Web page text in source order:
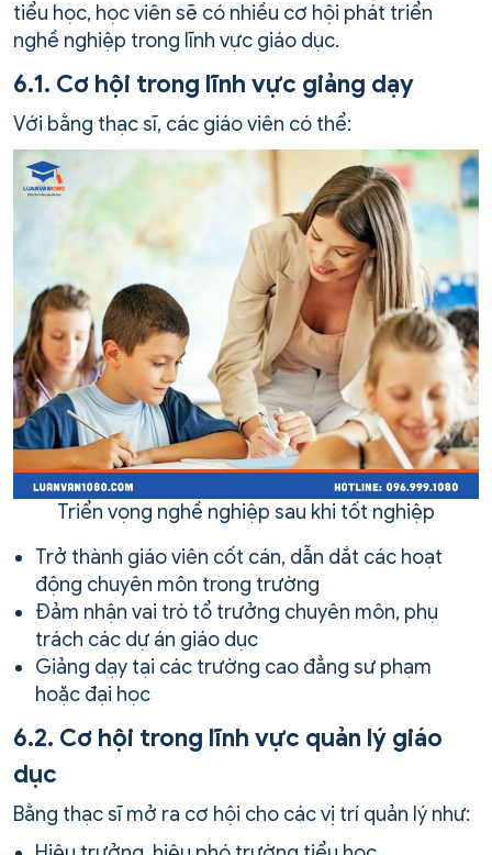
tiểu học, học viên sẽ có nhiều cơ hội phát triển
nghề nghiệp trong lĩnh vực giáo dục.
6.1. Cơ hội trong lĩnh vực giảng dạy
Với bằng thạc sĩ, các giáo viên có thể:
Triển vọng nghề nghiệp sau khi tốt nghiệp
Trở thành giáo viên cốt cán, dẫn dắt các hoạt
động chuyên môn trong trường
Đảm nhận vai trò tổ trưởng chuyên môn, phụ
trách các dự án giáo dục
Giảng dạy tại các trường cao đẳng sư phạm
hoặc đại học
6.2. Cơ hội trong lĩnh vực quản lý giáo
dục
Bằng thạc sĩ mở ra cơ hội cho các vị trí quản lý như: